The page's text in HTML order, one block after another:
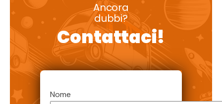
Ancora
dubbi?
Contattaci!
Nome